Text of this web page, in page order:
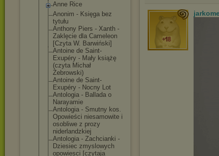
Anne Rice
Anonim - Księga bez
tytułu
Anthony Piers - Xanth -
Zaklęcie dla Cameleon
[Czyta W. Barwiński]
Antoine de Saint-
Exupéry - Mały książę
(czyta Michał
Żebrowski)
Antoine de Saint-
Exupéry - Nocny Lot
Antologia - Ballada o
Narayamie
Antologia - Smutny kos.
Opowieści niesamowite i
osobliwe z prozy
niderlandzkiej
Antologia - Zachcianki -
Dziesiec zmyslowych
opowiesci [czytaja